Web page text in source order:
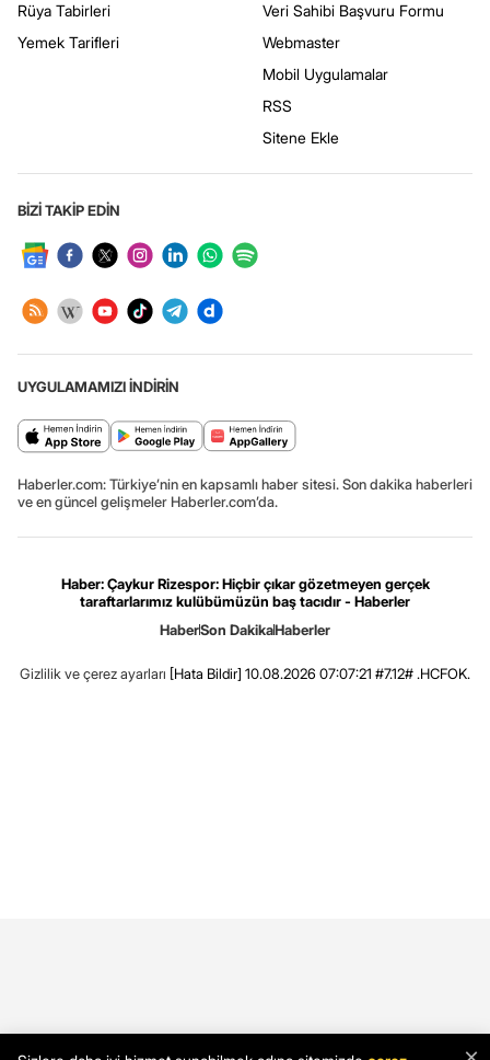
Rüya Tabirleri
Yemek Tarifleri
Veri Sahibi Başvuru Formu
Webmaster
Mobil Uygulamalar
RSS
Sitene Ekle
BİZİ TAKİP EDİN
UYGULAMAMIZI İNDİRİN
Haberler.com: Türkiye’nin en kapsamlı haber sitesi. Son dakika haberleri
ve en güncel gelişmeler Haberler.com’da.
Haber: Çaykur Rizespor: Hiçbir çıkar gözetmeyen gerçek
taraftarlarımız kulübümüzün baş tacıdır - Haberler
HaberSon DakikaHaberler
Gizlilik ve çerez ayarları [Hata Bildir] 10.08.2026 07:07:21 #7.12# .HCFOK.